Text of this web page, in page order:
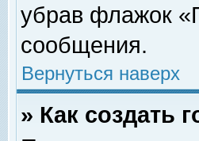
убрав флажок
сообщения.
Вернуться наверх
» Как создать